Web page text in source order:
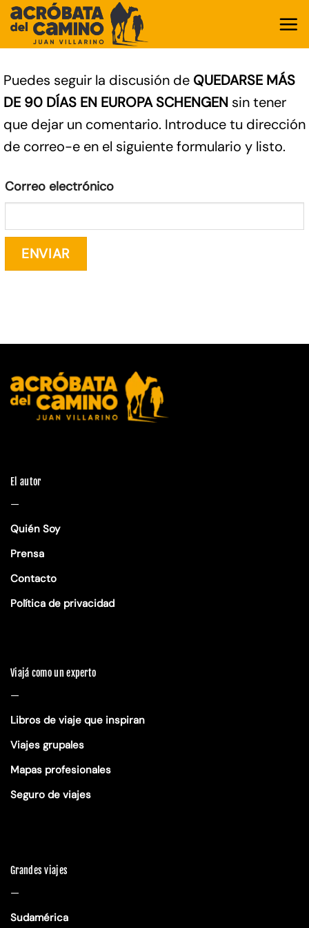
Saltar
contenido
Puedes seguir la discusión de QUEDARSE MÁS
DE 90 DÍAS EN EUROPA SCHENGEN sin tener
que dejar un comentario. Introduce tu dirección
de correo-e en el siguiente formulario y listo.
Correo electrónico
El autor
—
Quién Soy
Prensa
Contacto
Política de privacidad
Viajá como un experto
—
Libros de viaje que inspiran
Viajes grupales
Mapas profesionales
Seguro de viajes
Grandes viajes
—
Sudamérica